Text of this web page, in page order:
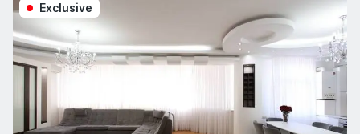
Exclusive